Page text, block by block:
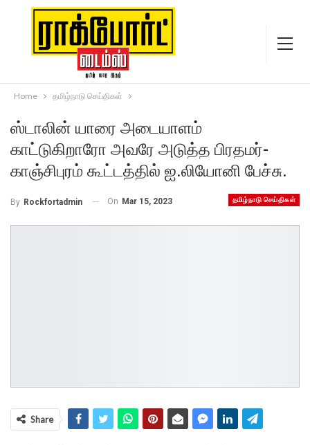
Home தமிழ்நாடு செய்திகள்
ஸ்டாலின் யாரை அடையாளம்
காட்டுகிறாரோ அவரே அடுத்த பிரதமர்-
காஞ்சிபுரம் கூட்டத்தில் ஐ.லியோனி பேச்சு.
தமிழ்நாடு செய்திகள்
By Rockfortadmin On Mar 15, 2023
Share